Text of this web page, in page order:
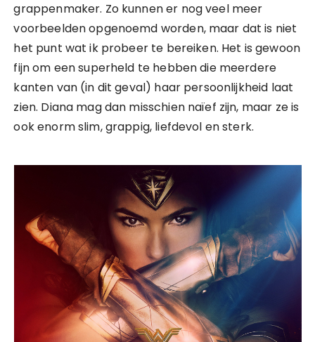
grappenmaker. Zo kunnen er nog veel meer
voorbeelden opgenoemd worden, maar dat is niet
het punt wat ik probeer te bereiken. Het is gewoon
fijn om een superheld te hebben die meerdere
kanten van (in dit geval) haar persoonlijkheid laat
zien. Diana mag dan misschien naïef zijn, maar ze is
ook enorm slim, grappig, liefdevol en sterk.